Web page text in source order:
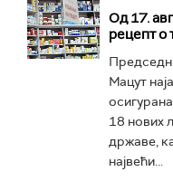
Од 17.
рецепт о
Мацут
18 нових
државе,
највећи...